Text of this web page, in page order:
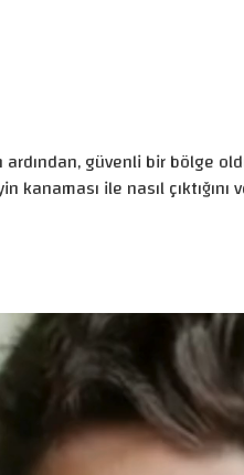
güvenli bir bölge
ile nasıl